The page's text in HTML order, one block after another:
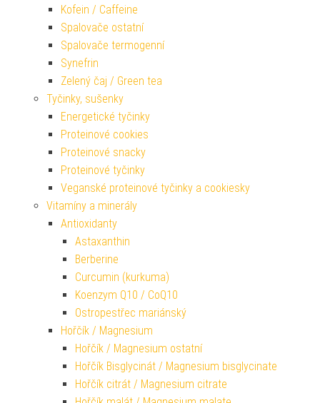
Kofein / Caffeine
Spalovače ostatní
Spalovače termogenní
Synefrin
Zelený čaj / Green tea
Tyčinky, sušenky
Energetické tyčinky
Proteinové cookies
Proteinové snacky
Proteinové tyčinky
Veganské proteinové tyčinky a cookiesky
Vitamíny a minerály
Antioxidanty
Astaxanthin
Berberine
Curcumin (kurkuma)
Koenzym Q10 / CoQ10
Ostropestřec mariánský
Hořčík / Magnesium
Hořčík / Magnesium ostatní
Hořčík Bisglycinát / Magnesium bisglycinate
Hořčík citrát / Magnesium citrate